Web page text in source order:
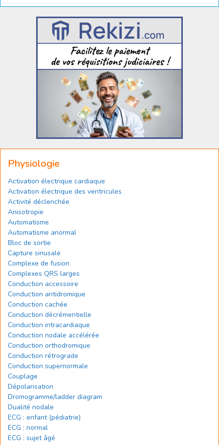
Physiologie
Activation électrique cardiaque
Activation électrique des ventricules
Activité déclenchée
Anisotropie
Automatisme
Automatisme anormal
Bloc de sortie
Capture sinusale
Complexe de fusion
Complexes QRS larges
Conduction accessoire
Conduction antidromique
Conduction cachée
Conduction décrémentielle
Conduction intracardiaque
Conduction nodale accélérée
Conduction orthodromique
Conduction rétrograde
Conduction supernormale
Couplage
Dépolarisation
Dromogramme/ladder diagram
Dualité nodale
ECG : enfant (pédiatrie)
ECG : normal
ECG : sujet âgé